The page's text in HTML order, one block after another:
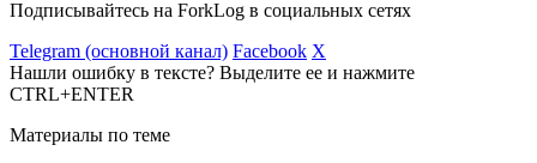
Подписывайтесь на ForkLog в социальных сетях
Telegram (основной канал) Facebook X
Нашли ошибку в тексте? Выделите ее и нажмите
CTRL+ENTER
Материалы по теме